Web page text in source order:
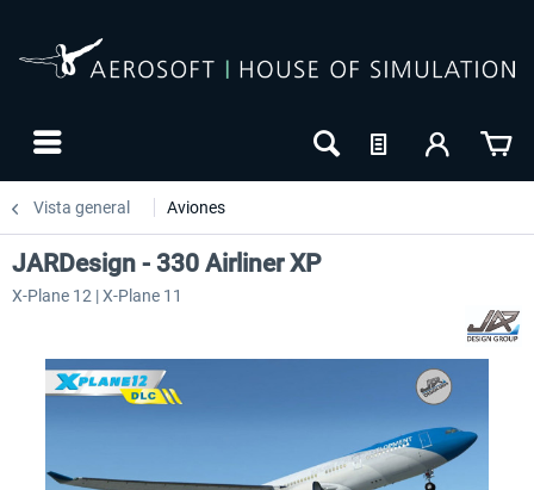
Vista general Aviones
JARDesign - 330 Airliner XP
X-Plane 12 | X-Plane 11